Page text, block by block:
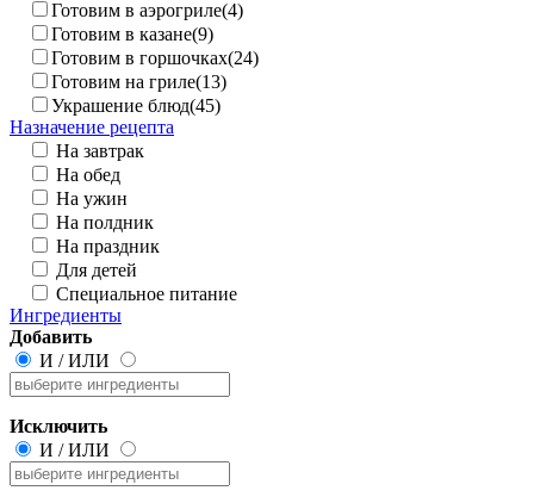
Готовим в аэрогриле(4)
Готовим в казане(9)
Готовим в горшочках(24)
Готовим на гриле(13)
Украшение блюд(45)
Назначение рецепта
На завтрак
На обед
На ужин
На полдник
На праздник
Для детей
Специальное питание
Ингредиенты
Добавить
И /ИЛИ
Исключить
И /ИЛИ